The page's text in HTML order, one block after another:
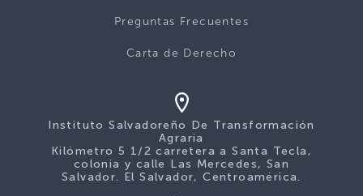
Preguntas Frecuentes
Carta de Derecho
Instituto Salvadoreño De Transformación
Agraria
Kilómetro 5 1/2 carretera a Santa Tecla,
colonia y calle Las Mercedes, San
Salvador. El Salvador, Centroamérica.